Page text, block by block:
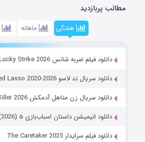
مطالب پربازدید
هفتگی ماهانه
دانلود فیلم ضربه شانس Lucky Strike 2026
دانلود سریال تد لاسو Ted Lasso 2020-2026
دانلود سریال زن متاهل آدمکش A Bona Fide Killer 2026
دانلود انیمیشن داستان اسباب‌بازی ۵ Toy Story 5 (2026)
دانلود فیلم سرایدار The Caretaker 2025